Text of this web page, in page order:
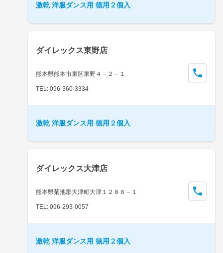
激乾 洋服ダンス用 徳用２個入
ダイレックス東野店
熊本県熊本市東区東野４－２－１
TEL: 096-360-3334
激乾 洋服ダンス用 徳用２個入
ダイレックス大津店
熊本県菊池郡大津町大津１２８６－１
TEL: 096-293-0057
激乾 洋服ダンス用 徳用２個入